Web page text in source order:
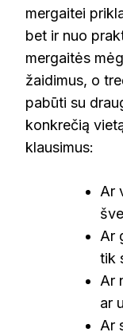
mergaitei
bet ir nuo
mergaitės
žaidimus, o
pabūti su
konkrečią
klausimus:
Ar
Ar
tik
Ar
ar
Ar